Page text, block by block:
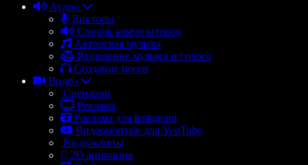
Аудио
Дикторы
Список композиторов
Авторская музыка
Разделение музыки и голоса
Создание песен
Видео
Сценарии
Реклама
Реклама для Instagram
Видеомонтаж для YouTube
Видеоклипы
2D анимация